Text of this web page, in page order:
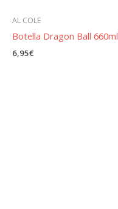
AL COLE
Botella Dragon Ball 660ml
6,95€